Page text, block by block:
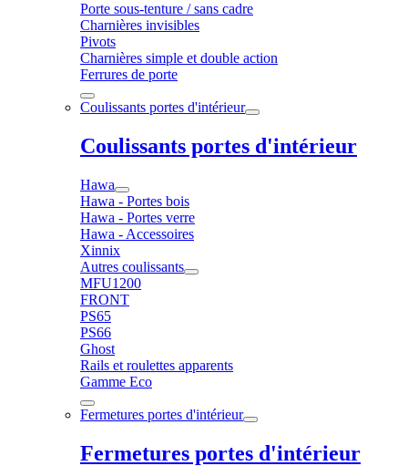
Porte sous-tenture / sans cadre
Charnières invisibles
Pivots
Charnières simple et double action
Ferrures de porte
Coulissants portes d'intérieur
Coulissants portes d'intérieur
Hawa
Hawa - Portes bois
Hawa - Portes verre
Hawa - Accessoires
Xinnix
Autres coulissants
MFU1200
FRONT
PS65
PS66
Ghost
Rails et roulettes apparents
Gamme Eco
Fermetures portes d'intérieur
Fermetures portes d'intérieur